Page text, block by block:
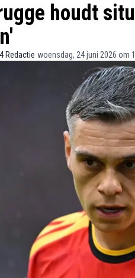
houdt
Redactie woensdag, 24 juni 2026 om